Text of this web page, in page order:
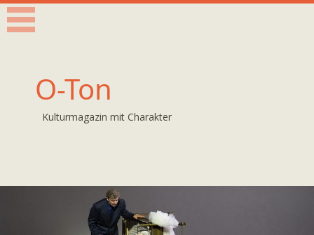
O-Ton
Kulturmagazin mit Charakter